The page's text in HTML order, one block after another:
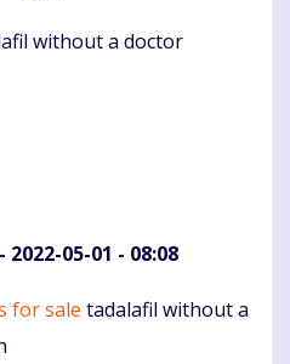
without a doctor
- 2022-05-01 - 08:08
for sale tadalafil without a